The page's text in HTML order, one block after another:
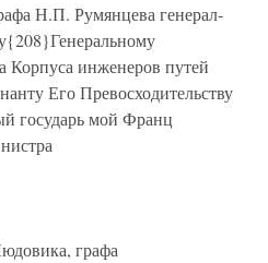
Н.П. Румянцева генерал-
Корпуса инженеров путей
Его Превосходительству
государь мой Франц
графа